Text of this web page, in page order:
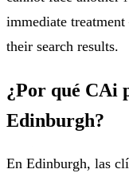
immediate
their search results.
¿Por qué CAi
Edinburgh?
En Edinburgh, las